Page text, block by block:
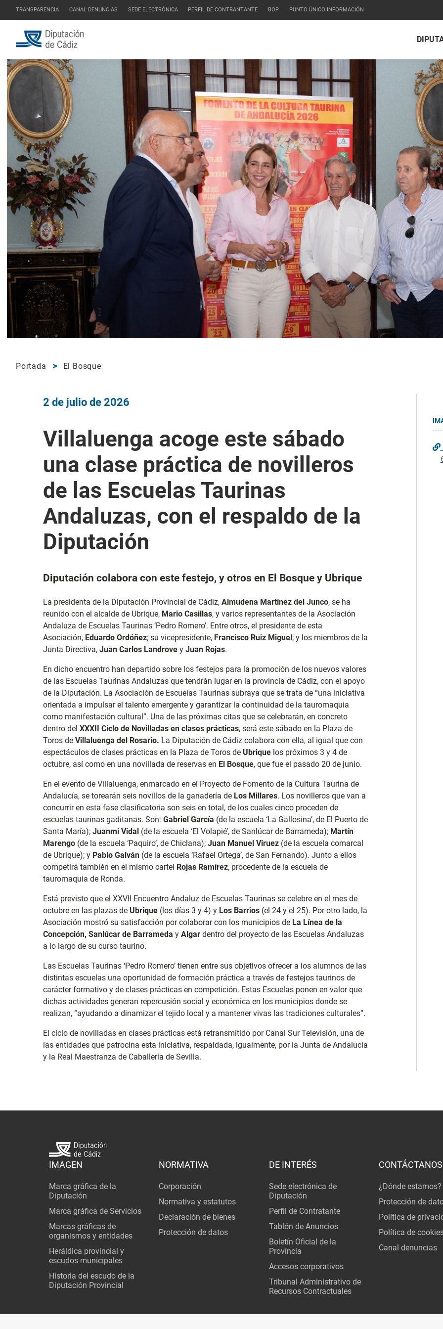
TRANSPARENCIA CANAL DENUNCIAS SEDE ELECTRÓNICA PERFIL DE CONTRANTANTE BOP PUNTO ÚNICO INFORMACIÓN
Portada El Bosque
2 de julio de 2026
Villaluenga acoge este sábado
una clase práctica de novilleros
de las Escuelas Taurinas
Andaluzas, con el respaldo de la
Diputación
Diputación colabora con este festejo, y otros en El Bosque y Ubrique
La presidenta de la Diputación Provincial de Cádiz, Almudena Martínez del Junco, se ha
reunido con el alcalde de Ubrique, Mario Casillas, y varios representantes de la Asociación
Andaluza de Escuelas Taurinas ‘Pedro Romero’. Entre otros, el presidente de esta
Asociación, Eduardo Ordóñez; su vicepresidente, Francisco Ruiz Miguel; y los miembros de la
Junta Directiva, Juan Carlos Landrove y Juan Rojas.
En dicho encuentro han departido sobre los festejos para la promoción de los nuevos valores
de las Escuelas Taurinas Andaluzas que tendrán lugar en la provincia de Cádiz, con el apoyo
de la Diputación. La Asociación de Escuelas Taurinas subraya que se trata de “una iniciativa
orientada a impulsar el talento emergente y garantizar la continuidad de la tauromaquia
como manifestación cultural”. Una de las próximas citas que se celebrarán, en concreto
dentro del XXXII Ciclo de Novilladas en clases prácticas, será este sábado en la Plaza de
Toros de Villaluenga del Rosario. La Diputación de Cádiz colabora con ella, al igual que con
espectáculos de clases prácticas en la Plaza de Toros de Ubrique los próximos 3 y 4 de
octubre, así como en una novillada de reservas en El Bosque, que fue el pasado 20 de junio.
En el evento de Villaluenga, enmarcado en el Proyecto de Fomento de la Cultura Taurina de
Andalucía, se torearán seis novillos de la ganadería de Los Millares. Los novilleros que van a
concurrir en esta fase clasificatoria son seis en total, de los cuales cinco proceden de
escuelas taurinas gaditanas. Son: Gabriel García (de la escuela ‘La Gallosina’, de El Puerto de
Santa María); Juanmi Vidal (de la escuela ‘El Volapié’, de Sanlúcar de Barrameda); Martín
Marengo (de la escuela ‘Paquiro’, de Chiclana); Juan Manuel Viruez (de la escuela comarcal
de Ubrique); y Pablo Galván (de la escuela ‘Rafael Ortega’, de San Fernando). Junto a ellos
competirá también en el mismo cartel Rojas Ramírez, procedente de la escuela de
tauromaquia de Ronda.
Está previsto que el XXVII Encuentro Andaluz de Escuelas Taurinas se celebre en el mes de
octubre en las plazas de Ubrique (los días 3 y 4) y Los Barrios (el 24 y el 25). Por otro lado, la
Asociación mostró su satisfacción por colaborar con los municipios de La Línea de la
Concepción, Sanlúcar de Barrameda y Algar dentro del proyecto de las Escuelas Andaluzas
a lo largo de su curso taurino.
Las Escuelas Taurinas ‘Pedro Romero’ tienen entre sus objetivos ofrecer a los alumnos de las
distintas escuelas una oportunidad de formación práctica a través de festejos taurinos de
carácter formativo y de clases prácticas en competición. Estas Escuelas ponen en valor que
dichas actividades generan repercusión social y económica en los municipios donde se
realizan, “ayudando a dinamizar el tejido local y a mantener vivas las tradiciones culturales”.
El ciclo de novilladas en clases prácticas está retransmitido por Canal Sur Televisión, una de
las entidades que patrocina esta iniciativa, respaldada, igualmente, por la Junta de Andalucía
y la Real Maestranza de Caballería de Sevilla.
IMAGEN
Marca gráfica de la
Diputación
Marca gráfica de Servicios
Marcas gráficas de
organismos y entidades
Heráldica provincial y
escudos municipales
Historia del escudo de la
Diputación Provincial
NORMATIVA
Corporación
Normativa y estatutos
Declaración de bienes
Protección de datos
DE INTERÉS
Sede electrónica de
Diputación
Perfil de Contratante
Tablón de Anuncios
Boletín Oficial de la
Província
Accesos corporativos
Tribunal Administrativo de
Recursos Contractuales
CONTÁCTANOS
¿Dónde estamos?
Protección de
Política de
Política de
Canal denuncias